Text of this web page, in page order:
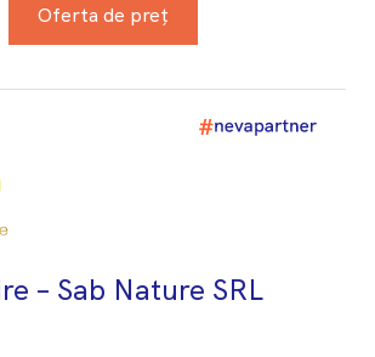
Oferta de preț
– Sab Nature SRL